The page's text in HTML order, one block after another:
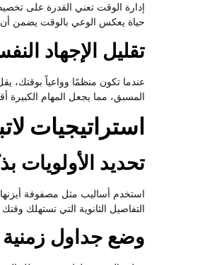
إدارة الوقت تعني القدرة على
حياة يعكس الوعي بالوقت يضمن أن
تقليل الإجهاد
عندما تكون منظمًا وواعياً بوقتك،
المسبق، مما يجعل المهام الكبيرة
استراتيجيات
تحديد الأولويات
استخدم أساليب مثل مصفوفة
التفاصيل الثانوية التي تستهلك وقتك
وضع جداول زمنية